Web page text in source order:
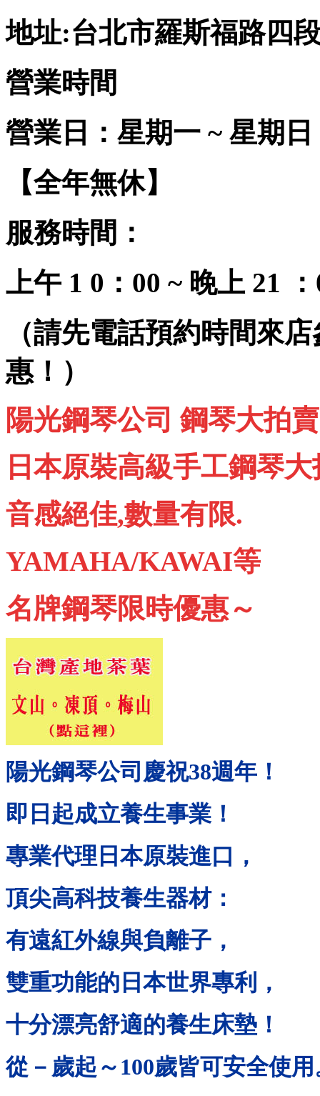
地址:台北市羅斯福路四
營業時間
營業日：星期一 ~ 星期日
【全年無休】
服務時間：
上午 1 0：00 ~ 晚上 21
（請先電話預約時間來
惠！）
陽光鋼琴公司 鋼琴大拍賣
日本原裝高級手工鋼琴
音感絕佳,數量有限.
YAMAHA/KAWAI等
名牌鋼琴限時優惠～
陽光鋼琴公司慶祝38週年！
即日起成立養生事業！
專業代理日本原裝進口，
頂尖高科技養生器材：
有遠紅外線與負離子，
雙重功能的日本世界專利，
十分漂亮舒適的養生床墊！
從－歲起～ 100歲皆可安全使用